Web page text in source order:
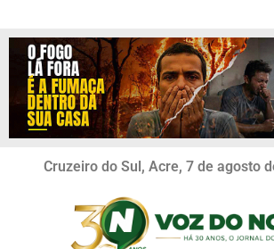
Cruzeiro do Sul, Acre, 7 de agosto